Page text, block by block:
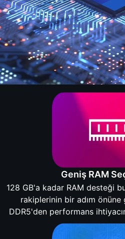
Geniş RAM
128 GB'a kadar RAM desteği
rakiplerinin bir adım
DDR5'den performans